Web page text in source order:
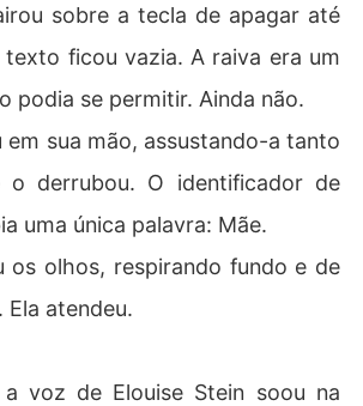
sobre a tecla de apagar até
texto ficou vazia. A raiva era um
podia se permitir. Ainda não.
em sua mão, assustando-a tanto
o derrubou. O identificador de
uma única palavra: Mãe.
os olhos, respirando fundo e de
atendeu.
voz de Elouise Stein soou na